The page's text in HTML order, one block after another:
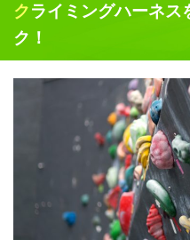
クライミングハーネスを選ぶポイントをチェッ
ク！